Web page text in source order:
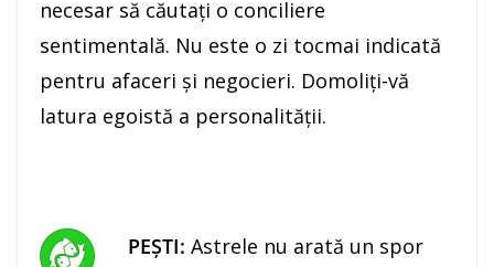
necesar să căutaţi o conciliere
sentimentală. Nu este o zi tocmai indicată
pentru afaceri şi negocieri. Domoliţi-vă
latura egoistă a personalităţii.
PEŞTI: Astrele nu arată un spor